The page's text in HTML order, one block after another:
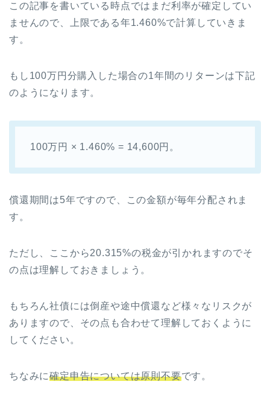
この記事を書いている時点ではまだ利率が確定してい
ませんので、上限である年1.460%で計算していきま
す。
もし100万円分購入した場合の1年間のリターンは下記
のようになります。
100万円 × 1.460% = 14,600円。
償還期間は5年ですので、この金額が毎年分配されま
す。
ただし、ここから20.315%の税金が引かれますのでそ
の点は理解しておきましょう。
もちろん社債には倒産や途中償還など様々なリスクが
ありますので、その点も合わせて理解しておくように
してください。
ちなみに確定申告については原則不要です。